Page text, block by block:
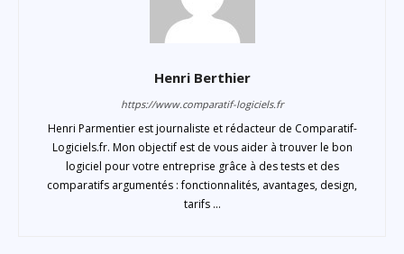
Henri Berthier
https://www.comparatif-logiciels.fr
Henri Parmentier est journaliste et rédacteur de Comparatif-
Logiciels.fr. Mon objectif est de vous aider à trouver le bon
logiciel pour votre entreprise grâce à des tests et des
comparatifs argumentés : fonctionnalités, avantages, design,
tarifs ...